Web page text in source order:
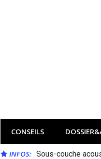
CONSEILS
INFOS: Sous-couche